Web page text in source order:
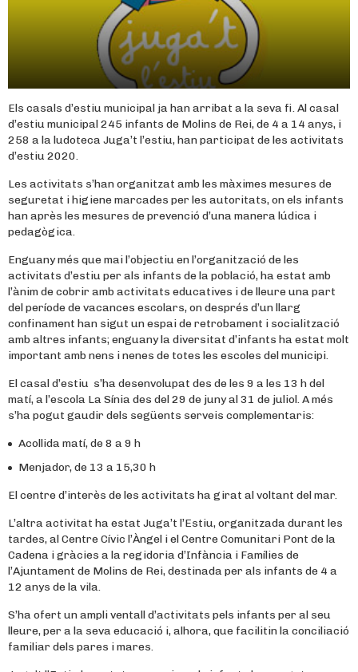
Els casals d’estiu municipal ja han arribat a la seva fi. Al casal
d’estiu municipal 245 infants de Molins de Rei, de 4 a 14 anys, i
258 a la ludoteca Juga’t l’estiu, han participat de les activitats
d’estiu 2020.
Les activitats s’han organitzat amb les màximes mesures de
seguretat i higiene marcades per les autoritats, on els infants
han après les mesures de prevenció d’una manera lúdica i
pedagògica.
Enguany més que mai l’objectiu en l’organització de les
activitats d’estiu per als infants de la població, ha estat amb
l’ànim de cobrir amb activitats educatives i de lleure una part
del període de vacances escolars, on després d’un llarg
confinament han sigut un espai de retrobament i socialització
amb altres infants; enguany la diversitat d’infants ha estat molt
important amb nens i nenes de totes les escoles del municipi.
El casal d’estiu s’ha desenvolupat des de les 9 a les 13 h del
matí, a l’escola La Sínia des del 29 de juny al 31 de juliol. A més
s’ha pogut gaudir dels següents serveis complementaris:
Acollida matí, de 8 a 9 h
Menjador, de 13 a 15,30 h
El centre d’interès de les activitats ha girat al voltant del mar.
L’altra activitat ha estat Juga’t l’Estiu, organitzada durant les
tardes, al Centre Cívic l’Àngel i el Centre Comunitari Pont de la
Cadena i gràcies a la regidoria d’Infància i Famílies de
l’Ajuntament de Molins de Rei, destinada per als infants de 4 a
12 anys de la vila.
S’ha ofert un ampli ventall d’activitats pels infants per al seu
lleure, per a la seva educació i, alhora, que facilitin la conciliació
familiar dels pares i mares.